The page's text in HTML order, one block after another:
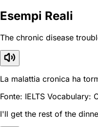
Esempi Reali
The chronic disease
La malattia cronica ha
Fonte: IELTS Vocabulary:
I'll get the rest of the